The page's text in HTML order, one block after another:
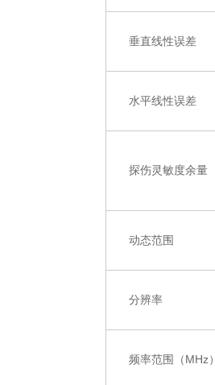
垂直线性误差
水平线性误差
探伤灵敏度余量
动态范围
分辨率
频率范围（MHz）